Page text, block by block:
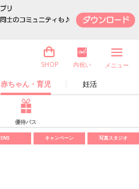
赤ちゃん・育児 妊活
SHOP 内祝い メニュー
優待パス
SNS キャンペーン 写真スタジオ